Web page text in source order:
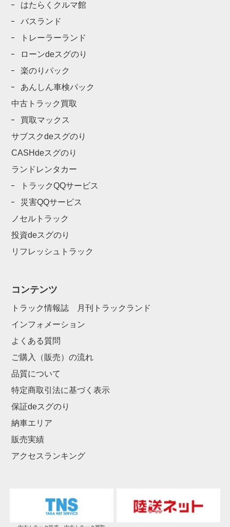
はたらくクルマ館
バスランド
トレーラーランド
ローンdeスグのり
楽のりパック
あんしん車検パック
中古トラック買取
買取マックス
サブスクdeスグのり
CASHdeスグのり
ランドレンタカー
トラックQQサービス
災害QQサービス
ノセルトラック
投資deスグのり
リフレッシュトラック
コンテンツ
トラック情報誌 月刊トラックランド
インフォメーション
よくある質問
ご購入（販売）の流れ
品質について
特定商取引法に基づく表示
保証deスグのり
納車エリア
販売実績
アクセスランキング